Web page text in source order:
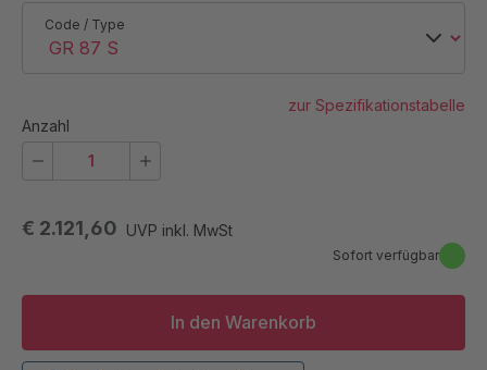
€ 2.121,60 UVP inkl. MwSt
Sofort verfügbar
Code / Type
zur Spezifikationstabelle
Anzahl
In den Warenkorb